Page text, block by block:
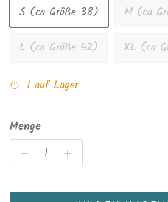
S (ca Größe 38)
M (ca
L (ca Größe 42)
XL (ca
1 auf Lager
Menge